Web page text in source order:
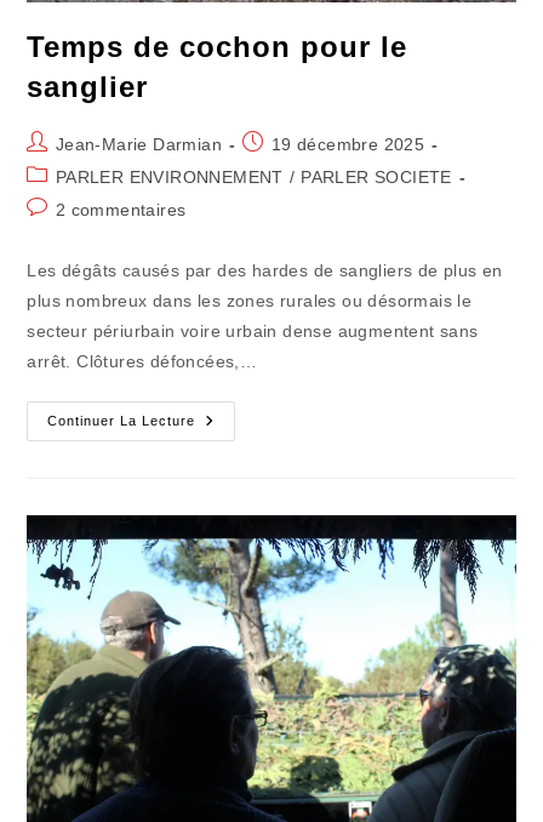
Temps de cochon pour le
sanglier
Auteur/autrice
de
la
publication :
Jean-Marie Darmian
Publication
publiée :
19 décembre 2025
Post
category:
PARLER ENVIRONNEMENT / PARLER SOCIETE
Commentaires
publication :
2 commentaires
Les dégâts causés par des hardes de sangliers de plus en
plus nombreux dans les zones rurales ou désormais le
secteur périurbain voire urbain dense augmentent sans
arrêt. Clôtures défoncées,…
Continuer La Lecture
Temps
De